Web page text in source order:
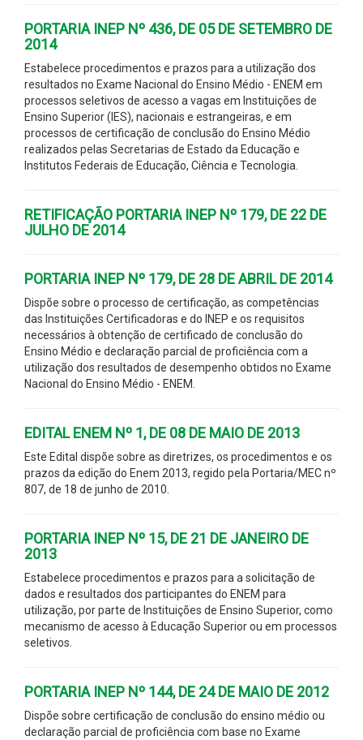
PORTARIA INEP Nº 436, DE 05 DE SETEMBRO DE
2014
Estabelece procedimentos e prazos para a utilização dos
resultados no Exame Nacional do Ensino Médio - ENEM em
processos seletivos de acesso a vagas em Instituições de
Ensino Superior (IES), nacionais e estrangeiras, e em
processos de certificação de conclusão do Ensino Médio
realizados pelas Secretarias de Estado da Educação e
Institutos Federais de Educação, Ciência e Tecnologia.
RETIFICAÇÃO PORTARIA INEP Nº 179, DE 22 DE
JULHO DE 2014
PORTARIA INEP Nº 179, DE 28 DE ABRIL DE 2014
Dispõe sobre o processo de certificação, as competências
das Instituições Certificadoras e do INEP e os requisitos
necessários à obtenção de certificado de conclusão do
Ensino Médio e declaração parcial de proficiência com a
utilização dos resultados de desempenho obtidos no Exame
Nacional do Ensino Médio - ENEM.
EDITAL ENEM Nº 1, DE 08 DE MAIO DE 2013
Este Edital dispõe sobre as diretrizes, os procedimentos e os
prazos da edição do Enem 2013, regido pela Portaria/MEC nº
807, de 18 de junho de 2010.
PORTARIA INEP Nº 15, DE 21 DE JANEIRO DE
2013
Estabelece procedimentos e prazos para a solicitação de
dados e resultados dos participantes do ENEM para
utilização, por parte de Instituições de Ensino Superior, como
mecanismo de acesso à Educação Superior ou em processos
seletivos.
PORTARIA INEP Nº 144, DE 24 DE MAIO DE 2012
Dispõe sobre certificação de conclusão do ensino médio ou
declaração parcial de proficiência com base no Exame